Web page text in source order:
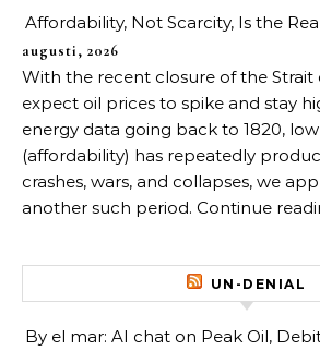
Affordability, Not Scarcity, Is the
augusti, 2026
With the recent closure of the
expect oil prices to spike and stay
energy data going back to 1820,
(affordability) has repeatedly
crashes, wars, and collapses, we
another such period. Continue
UN-DENIAL
By el mar: AI chat on Peak Oil,